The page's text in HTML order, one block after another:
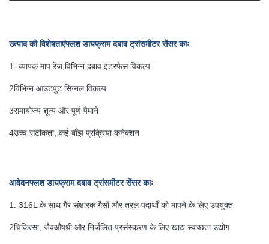
उत्पाद की विशेषताएंफ्लश डायफ्राम दबाव ट्रांसमीटर सेंसर काः
1. व्यापक माप रेंज,विभिन्न दबाव इंटरफ़ेस विकल्प
2विभिन्न आउटपुट सिग्नल विकल्प
3समायोज्य शून्य और पूर्ण पैमाने
4उच्च सटीकता, कई बाँझ प्रक्रिया कनेक्शन
आवेदनफ्लश डायफ्राम दबाव ट्रांसमीटर सेंसर काः
1. 316L के साथ गैर संक्षारक गैसों और तरल पदार्थों को मापने के लिए उपयुक्त
2चिकित्सा, जैवऔषधी और निर्जलित प्रसंस्करण के लिए खाद्य स्वच्छता उद्योग